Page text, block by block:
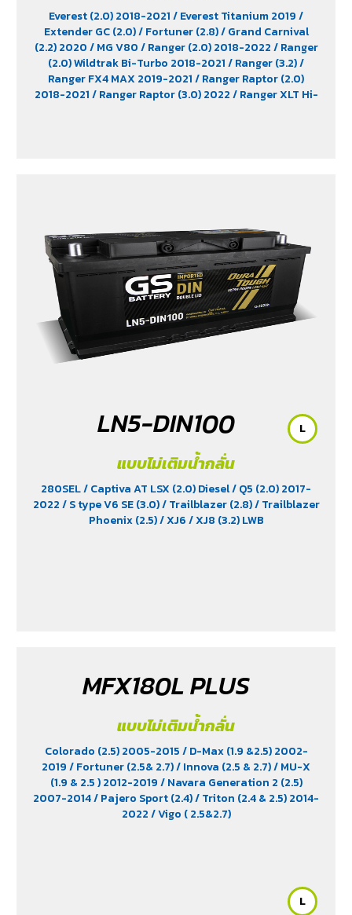
Everest (2.0) 2018-2021/ Everest Titanium 2019/
Extender GC (2.0)/ Fortuner (2.8)/ Grand Carnival
(2.2) 2020/ MG V80/ Ranger (2.0) 2018-2022/ Ranger
(2.0) Wildtrak Bi-Turbo 2018-2021/ Ranger (3.2)/
Ranger FX4 MAX 2019-2021/ Ranger Raptor (2.0)
2018-2021/ Ranger Raptor (3.0) 2022/ Ranger XLT Hi-
LN5-DIN100
แบบไม่เติมน้ำกลั่น
280SEL/ Captiva AT LSX (2.0) Diesel/ Q5 (2.0) 2017-
2022/ S type V6 SE (3.0)/ Trailblazer (2.8)/ Trailblazer
Phoenix (2.5)/ XJ6/ XJ8 (3.2) LWB
L
MFX180L PLUS
แบบไม่เติมน้ำกลั่น
Colorado (2.5) 2005-2015/ D-Max (1.9 &2.5) 2002-
2019/ Fortuner (2.5& 2.7)/ Innova (2.5 & 2.7)/ MU-X
(1.9 & 2.5 ) 2012-2019/ Navara Generation 2 (2.5)
2007-2014/ Pajero Sport (2.4)/ Triton (2.4 & 2.5) 2014-
2022/ Vigo ( 2.5&2.7)
L